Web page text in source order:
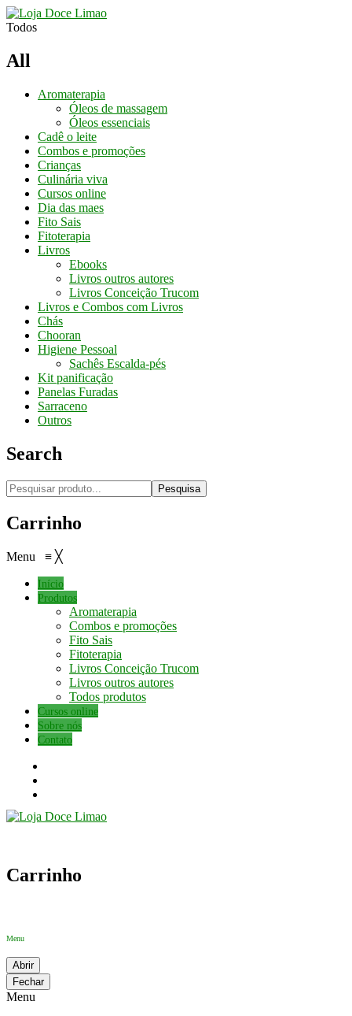
Todos
All
Aromaterapia
Óleos de massagem
Óleos essenciais
Cadê o leite
Combos e promoções
Crianças
Culinária viva
Cursos online
Dia das maes
Fito Sais
Fitoterapia
Livros
Ebooks
Livros outros autores
Livros Conceição Trucom
Livros e Combos com Livros
Chás
Chooran
Higiene Pessoal
Sachês Escalda-pés
Kit panificação
Panelas Furadas
Sarraceno
Outros
Search
Pesquisa
Carrinho
Menu ≡ ╳
Início
Produtos
Aromaterapia
Combos e promoções
Fito Sais
Fitoterapia
Livros Conceição Trucom
Livros outros autores
Todos produtos
Cursos online
Sobre nós
Contato
Carrinho
Menu
Abrir
Fechar
Menu